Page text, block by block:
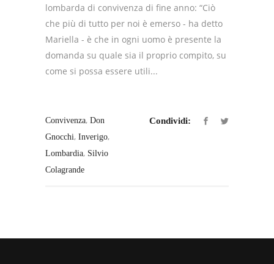
lombarda di convivenza di fine anno: “Ciò
che più di tutto per noi è emerso - ha detto
Mariella - è che in ogni uomo è presente la
domanda su quale sia il proprio compito, su
come si possa essere utili...
Convivenza, Don
Gnocchi, Inverigo,
Lombardia, Silvio
Colagrande
Condividi: